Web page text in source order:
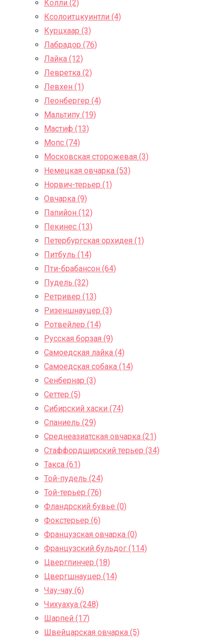
Колли (2)
Ксолоитцкуинтли (4)
Курцхаар (3)
Лабрадор (76)
Лайка (12)
Левретка (2)
Левхен (1)
Леонбергер (4)
Мальтипу (19)
Мастиф (13)
Мопс (74)
Московская сторожевая (3)
Немецкая овчарка (53)
Норвич-терьер (1)
Овчарка (9)
Папийон (12)
Пекинес (13)
Петербургская орхидея (1)
Питбуль (14)
Пти-брабансон (64)
Пудель (32)
Ретривер (13)
Ризеншнауцер (3)
Ротвейлер (14)
Русская борзая (9)
Самоедская лайка (4)
Самоедская собака (14)
Сенбернар (3)
Сеттер (5)
Сибирский хаски (74)
Спаниель (29)
Среднеазиатская овчарка (21)
Стаффордширский терьер (34)
Такса (61)
Той-пудель (24)
Той-терьер (76)
Фландрский бувье (0)
Фокстерьер (6)
Французская овчарка (0)
Французский бульдог (114)
Цвергпинчер (18)
Цвергшнауцер (14)
Чау-чау (6)
Чихуахуа (248)
Шарпей (17)
Швейцарская овчарка (5)